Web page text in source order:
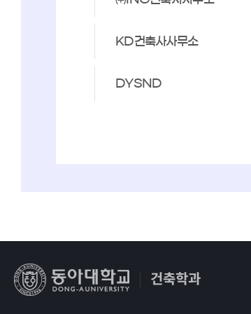
KD건축사사무소
DYSND
건축학과